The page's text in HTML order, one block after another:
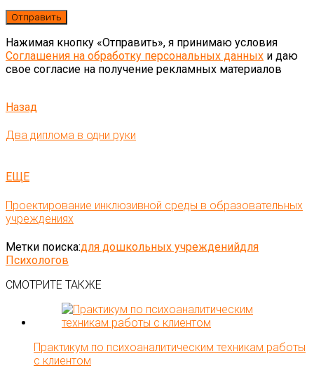
Нажимая кнопку «Отправить», я принимаю условия
Соглашения на обработку персональных данных и даю
свое согласие на получение рекламных материалов
Назад
Два диплома в одни руки
ЕЩЕ
Проектирование инклюзивной среды в образовательных
учреждениях
Метки поиска:для дошкольных учрежденийдля
Психологов
СМОТРИТЕ ТАКЖЕ
Практикум по психоаналитическим техникам работы
с клиентом